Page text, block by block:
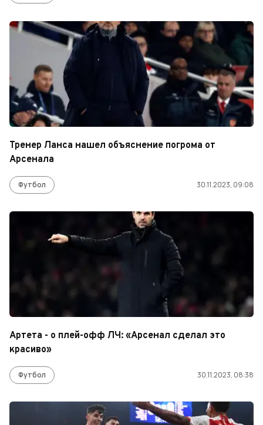
Тренер Ланса нашел объяснение погрома от
Арсенала
Футбол 30.11.2023, 09:08
Артета - о плей-офф ЛЧ: «Арсенал сделал это
красиво»
Футбол 30.11.2023, 08:38